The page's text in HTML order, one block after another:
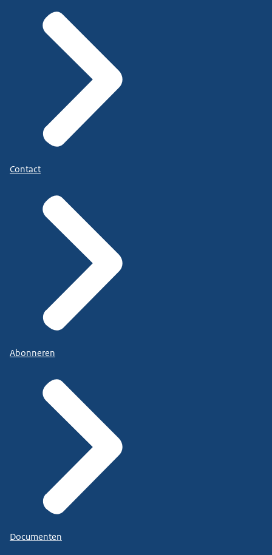
Contact
Abonneren
Documenten